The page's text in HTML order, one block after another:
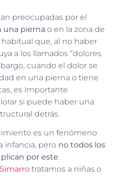
preocupadas por el
una pierna o en la zona de
habitual que, al no haber
a los llamados “dolores
cuando el dolor se
en una pierna o tiene
es importante
si puede haber una
detrás.
es un fenómeno
infancia, pero no todos los
por este
tratamos a niñas o